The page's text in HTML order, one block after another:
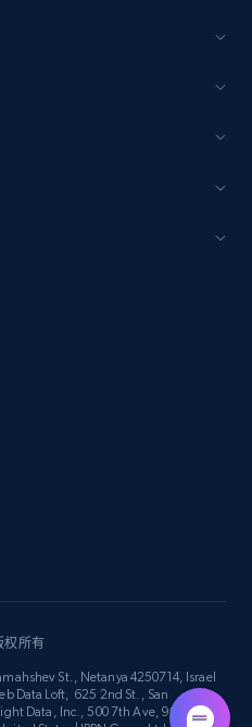
权所有
St., Netanya 4250714, Israel
Data Loft, 625 2nd St., San
Data, Inc., 500 7th Ave, 9th Floor